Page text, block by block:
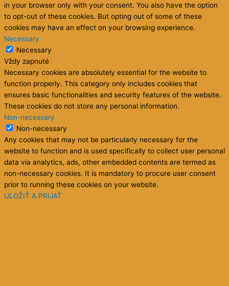
in your browser only with your consent. You also have the option
to opt-out of these cookies. But opting out of some of these
cookies may have an effect on your browsing experience.
Necessary
Necessary
Vždy zapnuté
Necessary cookies are absolutely essential for the website to
function properly. This category only includes cookies that
ensures basic functionalities and security features of the website.
These cookies do not store any personal information.
Non-necessary
Non-necessary
Any cookies that may not be particularly necessary for the
website to function and is used specifically to collect user personal
data via analytics, ads, other embedded contents are termed as
non-necessary cookies. It is mandatory to procure user consent
prior to running these cookies on your website.
ULOŽIŤ A PRIJAŤ